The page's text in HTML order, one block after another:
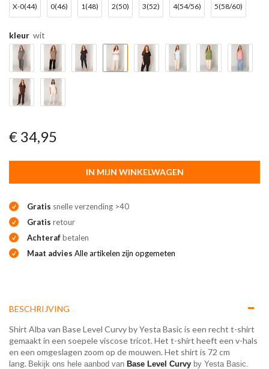
X-0(44) 0(46) 1(48) 2(50) 3(52) 4(54/56) 5(58/60)
kleur wit
€ 34,95
IN MIJN WINKELWAGEN
Gratis snelle verzending >40
Gratis retour
Achterafbetalen
Maat advies Alle artikelen zijn opgemeten
BESCHRIJVING
Shirt Alba van Base Level Curvy by Yesta Basic is een recht t-shirt
gemaakt in een soepele viscose tricot. Het t-shirt heeft een v-hals
en een omgeslagen zoom op de mouwen. Het shirt is 72 cm
lang. Bekijk ons hele aanbod van Base Level Curvy by Yesta Basic.